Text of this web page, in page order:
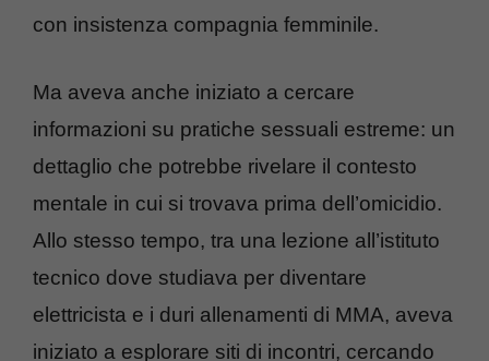
con insistenza compagnia femminile.
Ma aveva anche iniziato a cercare
informazioni su pratiche sessuali estreme: un
dettaglio che potrebbe rivelare il contesto
mentale in cui si trovava prima dell’omicidio.
Allo stesso tempo, tra una lezione all’istituto
tecnico dove studiava per diventare
elettricista e i duri allenamenti di MMA, aveva
iniziato a esplorare siti di incontri, cercando